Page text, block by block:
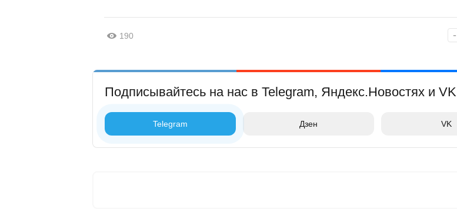
-
190
Подписывайтесь на нас в Telegram, Яндекс.Новостях и VK
Telegram Дзен VK